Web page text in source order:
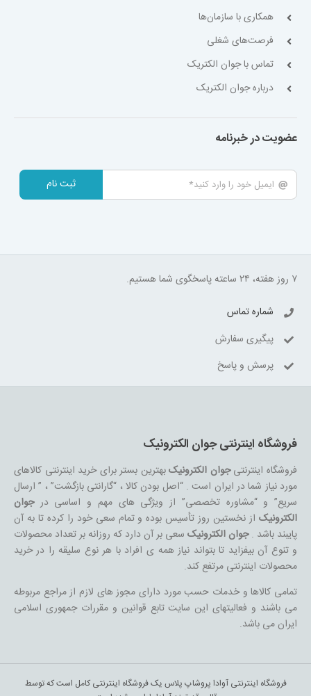
همکاری با سازمان‌ها
فرصت‌های شغلی
تماس با جوان الکتریک
درباره جوان الکتریک
عضویت در خبرنامه
ثبت نام
۷ روز هفته، ۲۴ ساعته پاسخگوی شما هستیم.
شماره تماس
پیگیری سفارش
پرسش و پاسخ
فروشگاه اینترنتی جوان الکترونیک
فروشگاه اینترنتیجوان الکترونیکبهترین بستر برای خرید اینترنتی کالاهای
مورد نیاز شما در ایران است . “اصل بودن کالا ، “گارانتی بازگشت” ، ” ارسال
سریع” و “مشاوره تخصصی” از ویژگی های مهم و اساسی درجوان
الکترونیکاز نخستین روز تأسیس بوده و تمام سعی خود را کرده تا به آن
پایبند باشد .جوان الکترونیکسعی بر آن دارد که روزانه بر تعداد محصولات
و تنوع آن بیفزاید تا بتواند نیاز همه ی افراد با هر نوع سلیقه را در خرید
محصولات اینترنتی مرتفع کند.
تمامی کالاها و خدمات حسب مورد دارای مجوز های لازم از مراجع مربوطه
می باشند و فعالیتهای این سایت تابع قوانین و مقررات جمهوری اسلامی
ایران می باشد.
فروشگاه اینترنتی آوادا پروشاپ پلاس یک فروشگاه اینترنتی کامل است که توسط